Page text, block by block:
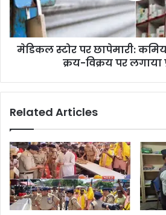
मेडिकल स्टोर पर छापेमारी:
क्रय-विक्रय पर लगाया
Related Articles